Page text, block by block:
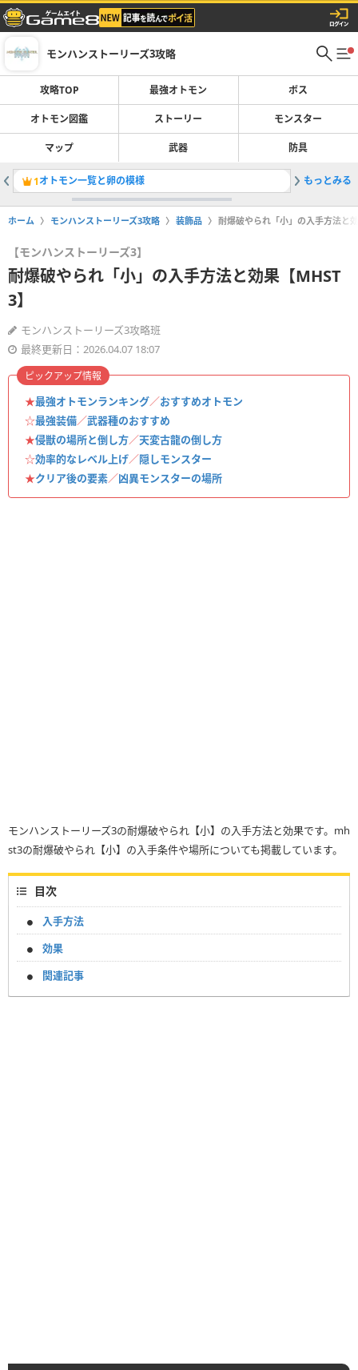
モンハンストーリーズ3攻略
攻略TOP 最強オトモン ボス
オトモン図鑑 ストーリー モンスター
マップ 武器 防具
1オトモン一覧と卵の模様 2侵獣の
もっとみる
ホーム モンハンストーリーズ3攻略 装飾品 耐爆破やられ「小」の入手方法と
【モンハンストーリーズ3】
耐爆破やられ「小」の入手方法と効果【MHST
3】
モンハンストーリーズ3攻略班
最終更新日：2026.04.07 18:07
★最強オトモンランキング／おすすめオトモン
☆最強装備／武器種のおすすめ
★侵獣の場所と倒し方／天変古龍の倒し方
☆効率的なレベル上げ／隠しモンスター
★クリア後の要素／凶異モンスターの場所
ピックアップ情報
モンハンストーリーズ3の耐爆破やられ【小】の入手方法と効果です。mh
st3の耐爆破やられ【小】の入手条件や場所についても掲載しています。
目次
入手方法
効果
関連記事